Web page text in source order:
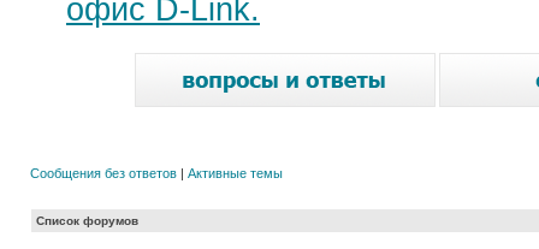
офис D-Link.
Сообщения без ответов | Активные темы
Список форумов